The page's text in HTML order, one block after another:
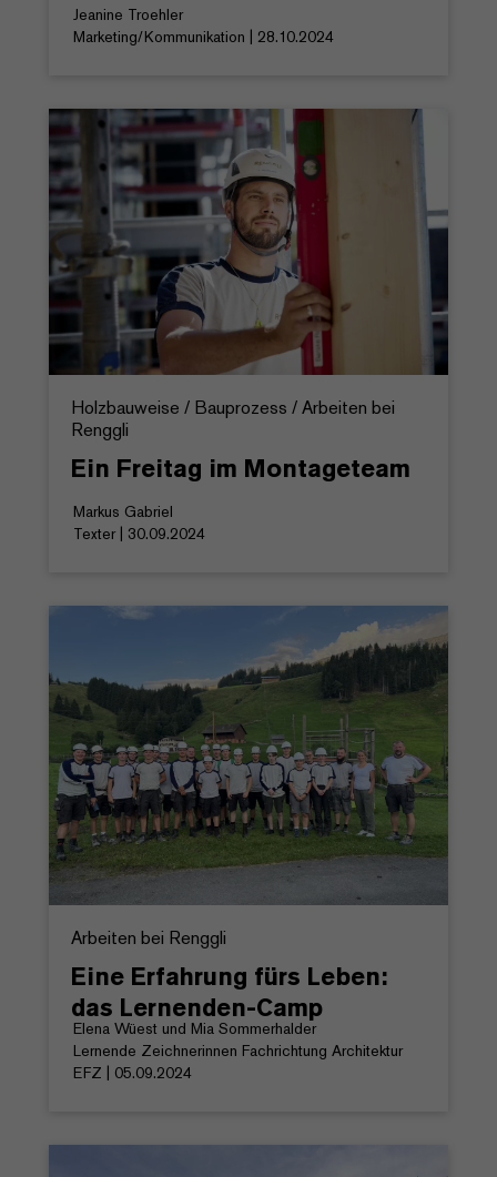
Jeanine Troehler
Marketing/Kommunikation | 28.10.2024
Holzbauweise / Bauprozess / Arbeiten bei
Renggli
Ein Freitag im Montageteam
Markus Gabriel
Texter | 30.09.2024
Arbeiten bei Renggli
Eine Erfahrung fürs Leben:
das Lernenden-Camp
Elena Wüest und Mia Sommerhalder
Lernende Zeichnerinnen Fachrichtung Architektur
EFZ | 05.09.2024